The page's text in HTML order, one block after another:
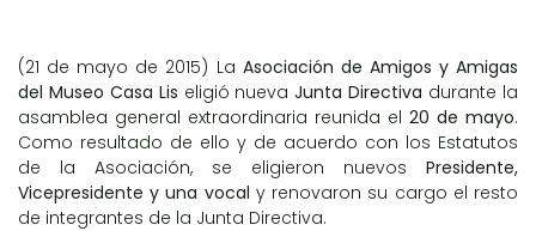
(21 de mayo de 2015) La Asociación de Amigos y Amigas
del Museo Casa Lis eligió nuevaJunta Directiva durante la
asamblea general extraordinaria reunida el 20 de mayo.
Como resultado de ello y de acuerdo con los Estatutos
de la Asociación, se eligieron nuevos Presidente,
Vicepresidente y una vocal y renovaron su cargo el resto
de integrantes de la Junta Directiva.